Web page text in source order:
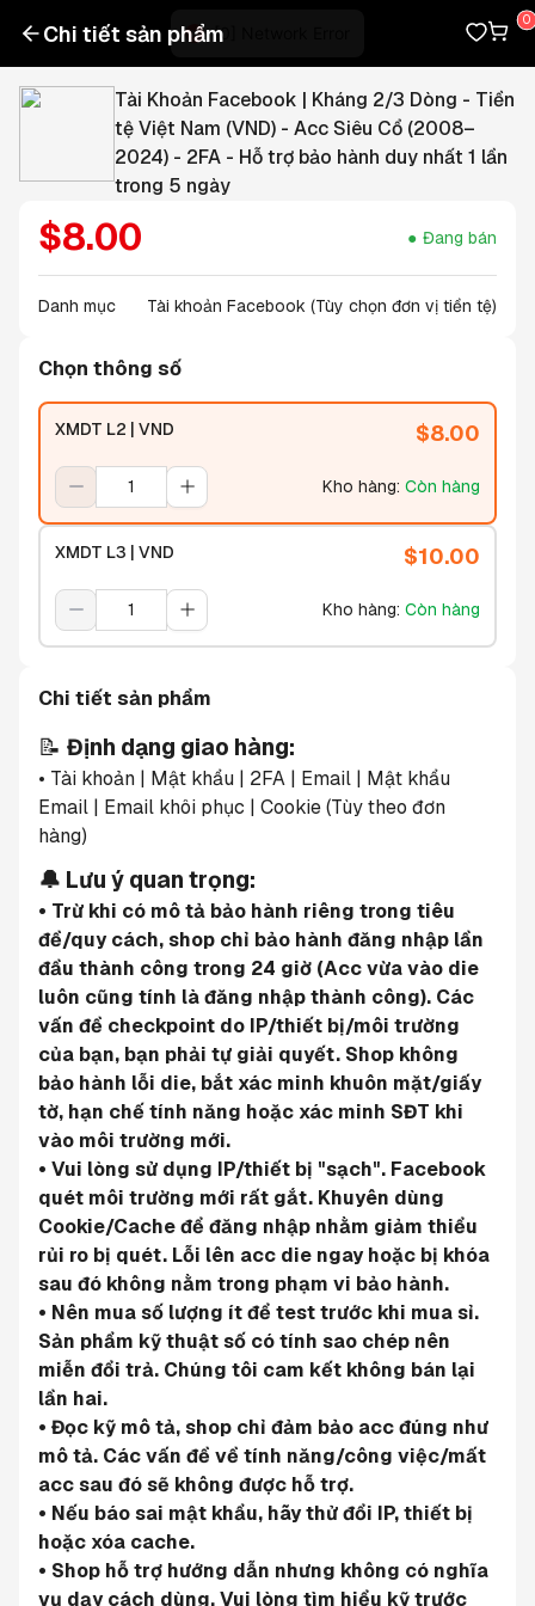
Chi tiết sản phẩm
Tài Khoản Facebook | Kháng 2/3 Dòng - Tiền
tệ Việt Nam (VND) - Acc Siêu Cổ (2008–
2024) - 2FA - Hỗ trợ bảo hành duy nhất 1 lần
trong 5 ngày
$8.00 Đang bán
Danh mục Tài khoản Facebook (Tùy chọn đơn vị tiền tệ)
Chọn thông số
XMDT L2 | VND $8.00
Kho hàng: Còn hàng
XMDT L3 | VND $10.00
Kho hàng: Còn hàng
Chi tiết sản phẩm
📝 Định dạng giao hàng:
• Tài khoản | Mật khẩu | 2FA | Email | Mật khẩu
Email | Email khôi phục | Cookie (Tùy theo đơn
hàng)
🔔 Lưu ý quan trọng:
• Trừ khi có mô tả bảo hành riêng trong tiêu
đề/quy cách, shop chỉ bảo hành đăng nhập lần
đầu thành công trong 24 giờ (Acc vừa vào die
luôn cũng tính là đăng nhập thành công). Các
vấn đề checkpoint do IP/thiết bị/môi trường
của bạn, bạn phải tự giải quyết. Shop không
bảo hành lỗi die, bắt xác minh khuôn mặt/giấy
tờ, hạn chế tính năng hoặc xác minh SĐT khi
vào môi trường mới.
• Vui lòng sử dụng IP/thiết bị "sạch". Facebook
quét môi trường mới rất gắt. Khuyên dùng
Cookie/Cache để đăng nhập nhằm giảm thiểu
rủi ro bị quét. Lỗi lên acc die ngay hoặc bị khóa
sau đó không nằm trong phạm vi bảo hành.
• Nên mua số lượng ít để test trước khi mua sỉ.
Sản phẩm kỹ thuật số có tính sao chép nên
miễn đổi trả. Chúng tôi cam kết không bán lại
lần hai.
• Đọc kỹ mô tả, shop chỉ đảm bảo acc đúng như
mô tả. Các vấn đề về tính năng/công việc/mất
acc sau đó sẽ không được hỗ trợ.
• Nếu báo sai mật khẩu, hãy thử đổi IP, thiết bị
hoặc xóa cache.
• Shop hỗ trợ hướng dẫn nhưng không có nghĩa
vụ dạy cách dùng. Vui lòng tìm hiểu kỹ trước